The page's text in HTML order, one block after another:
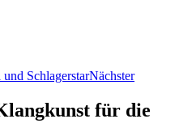
SchlagerstarNächster
für die